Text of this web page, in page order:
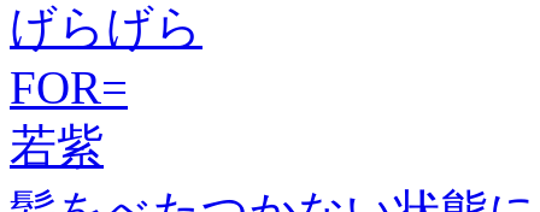
げらげら
FOR=
若紫